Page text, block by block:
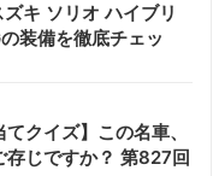
キ ソリオ ハイブリ
装備を徹底チェッ
てクイズ】この名車、
存じですか？ 第827回